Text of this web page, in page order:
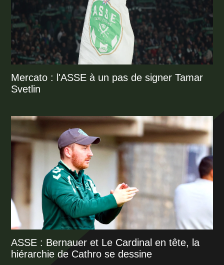
Mercato : l'ASSE à un pas de signer Tamar
Svetlin
ASSE : Bernauer et Le Cardinal en tête, la
hiérarchie de Cathro se dessine